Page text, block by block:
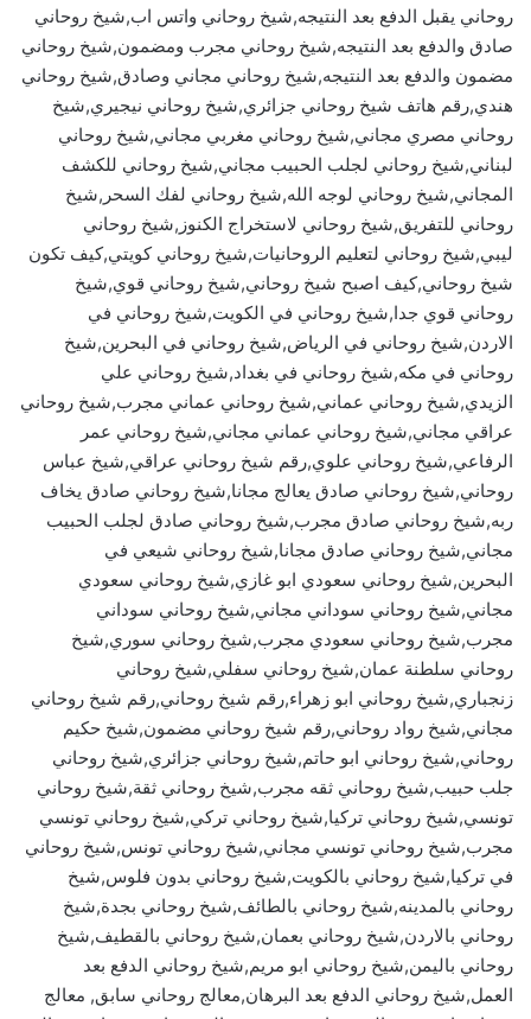
روحاني يقبل الدفع بعد النتيجه,شيخ روحاني واتس اب,شيخ روحاني
صادق والدفع بعد النتيجه,شيخ روحاني مجرب ومضمون,شيخ روحاني
مضمون والدفع بعد النتيجه,شيخ روحاني مجاني وصادق,شيخ روحاني
هندي,رقم هاتف شيخ روحاني جزائري,شيخ روحاني نيجيري,شيخ
روحاني مصري مجاني,شيخ روحاني مغربي مجاني,شيخ روحاني
لبناني,شيخ روحاني لجلب الحبيب مجاني,شيخ روحاني للكشف
المجاني,شيخ روحاني لوجه الله,شيخ روحاني لفك السحر,شيخ
روحاني للتفريق,شيخ روحاني لاستخراج الكنوز,شيخ روحاني
ليبي,شيخ روحاني لتعليم الروحانيات,شيخ روحاني كويتي,كيف تكون
شيخ روحاني,كيف اصبح شيخ روحاني,شيخ روحاني قوي,شيخ
روحاني قوي جدا,شيخ روحاني في الكويت,شيخ روحاني في
الاردن,شيخ روحاني في الرياض,شيخ روحاني في البحرين,شيخ
روحاني في مكه,شيخ روحاني في بغداد,شيخ روحاني علي
الزيدي,شيخ روحاني عماني,شيخ روحاني عماني مجرب,شيخ روحاني
عراقي مجاني,شيخ روحاني عماني مجاني,شيخ روحاني عمر
الرفاعي,شيخ روحاني علوي,رقم شيخ روحاني عراقي,شيخ عباس
روحاني,شيخ روحاني صادق يعالج مجانا,شيخ روحاني صادق يخاف
ربه,شيخ روحاني صادق مجرب,شيخ روحاني صادق لجلب الحبيب
مجاني,شيخ روحاني صادق مجانا,شيخ روحاني شيعي في
البحرين,شيخ روحاني سعودي ابو غازي,شيخ روحاني سعودي
مجاني,شيخ روحاني سوداني مجاني,شيخ روحاني سوداني
مجرب,شيخ روحاني سعودي مجرب,شيخ روحاني سوري,شيخ
روحاني سلطنة عمان,شيخ روحاني سفلي,شيخ روحاني
زنجباري,شيخ روحاني ابو زهراء,رقم شيخ روحاني,رقم شيخ روحاني
مجاني,شيخ رواد روحاني,رقم شيخ روحاني مضمون,شيخ حكيم
روحاني,شيخ روحاني ابو حاتم,شيخ روحاني جزائري,شيخ روحاني
جلب حبيب,شيخ روحاني ثقه مجرب,شيخ روحاني ثقة,شيخ روحاني
تونسي,شيخ روحاني تركيا,شيخ روحاني تركي,شيخ روحاني تونسي
مجرب,شيخ روحاني تونسي مجاني,شيخ روحاني تونس,شيخ روحاني
في تركيا,شيخ روحاني بالكويت,شيخ روحاني بدون فلوس,شيخ
روحاني بالمدينه,شيخ روحاني بالطائف,شيخ روحاني بجدة,شيخ
روحاني بالاردن,شيخ روحاني بعمان,شيخ روحاني بالقطيف,شيخ
روحاني باليمن,شيخ روحاني ابو مريم,شيخ روحاني الدفع بعد
العمل,شيخ روحاني الدفع بعد البرهان,معالج روحاني سابق, معالج